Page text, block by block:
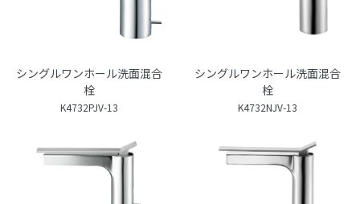
シングルワンホール洗面混合
栓
K4732PJV-13
シングルワンホール洗面混合
栓
K4732NJV-13